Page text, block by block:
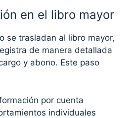
en el libro mayor
se trasladan al libro mayor,
de manera detallada
y abono. Este paso
por cuenta
individuales